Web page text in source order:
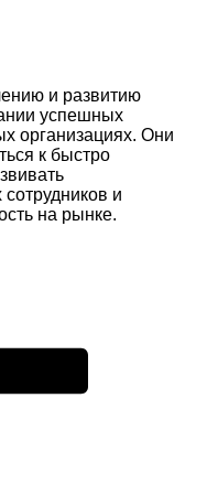
и развитию
успешных
организациях. Они
к быстро
и
на рынке.